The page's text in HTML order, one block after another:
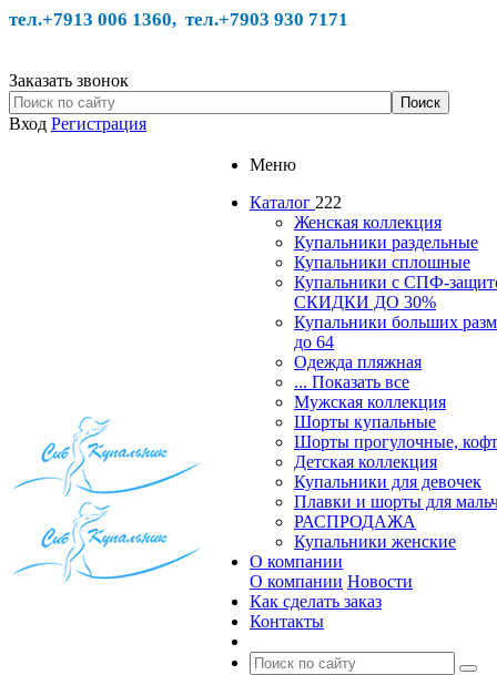
тел.+7913 006 1360, тел.+7903 930 7171
Заказать звонок
Вход Регистрация
Меню
Каталог 222
Женская коллекция
Купальники раздельные
Купальники сплошные
Купальники с СПФ-
СКИДКИ ДО 30%
Купальники больших
до 64
Одежда пляжная
... Показать все
Мужская коллекция
Шорты купальные
Шорты прогулочные,
Детская коллекция
Купальники для девочек
Плавки и шорты для
РАСПРОДАЖА
Купальники женские
О компании
О компании Новости
Как сделать заказ
Контакты